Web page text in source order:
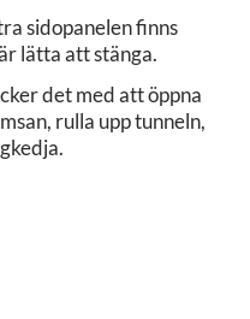
sidopanelen finns
lätta att stänga.
det med att öppna
rulla upp tunneln,